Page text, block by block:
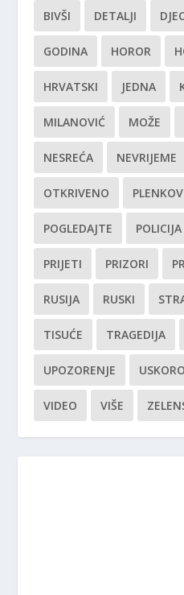
BIVŠI DETALJI
GODINA HOROR
HRVATSKI JEDNA
MILANOVIĆ MOŽE
NESREĆA NEVRIJEME
OTKRIVENO
POGLEDAJTE POLICIJA
PRIJETI PRIZORI
RUSIJA RUSKI
TISUĆE TRAGEDIJA
UPOZORENJE USKORO
VIDEO VIŠE